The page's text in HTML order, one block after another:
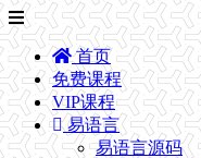
首页
免费课程
VIP课程
易语言
易语言源码